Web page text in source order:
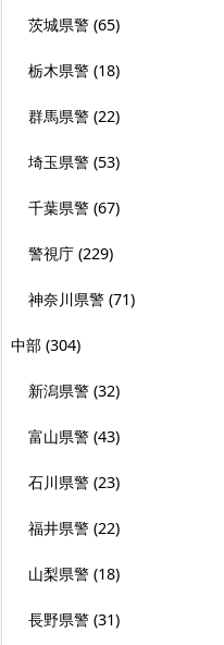
茨城県警 (65)
栃木県警 (18)
群馬県警 (22)
埼玉県警 (53)
千葉県警 (67)
警視庁 (229)
神奈川県警 (71)
中部 (304)
新潟県警 (32)
富山県警 (43)
石川県警 (23)
福井県警 (22)
山梨県警 (18)
長野県警 (31)